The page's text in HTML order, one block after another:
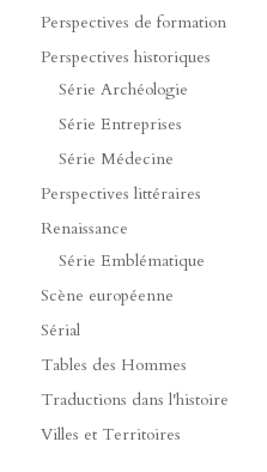
Perspectives de formation
Perspectives historiques
Série Archéologie
Série Entreprises
Série Médecine
Perspectives littéraires
Renaissance
Série Emblématique
Scène européenne
Sérial
Tables des Hommes
Traductions dans l'histoire
Villes et Territoires